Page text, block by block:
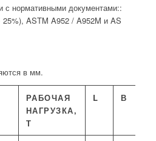
с нормативными документами::
25%), ASTM A952 / A952M и AS
в мм.
РАБОЧАЯ
НАГРУЗКА,
Т
L В